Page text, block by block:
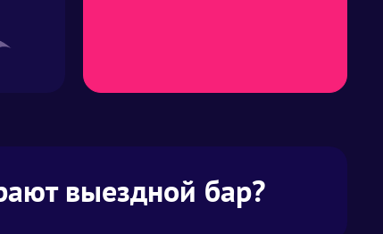
выездной бар?